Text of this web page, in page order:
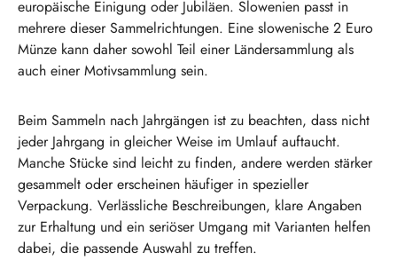
europäische Einigung oder Jubiläen. Slowenien passt in
mehrere dieser Sammelrichtungen. Eine slowenische 2 Euro
Münze kann daher sowohl Teil einer Ländersammlung als
auch einer Motivsammlung sein.
Beim Sammeln nach Jahrgängen ist zu beachten, dass nicht
jeder Jahrgang in gleicher Weise im Umlauf auftaucht.
Manche Stücke sind leicht zu finden, andere werden stärker
gesammelt oder erscheinen häufiger in spezieller
Verpackung. Verlässliche Beschreibungen, klare Angaben
zur Erhaltung und ein seriöser Umgang mit Varianten helfen
dabei, die passende Auswahl zu treffen.